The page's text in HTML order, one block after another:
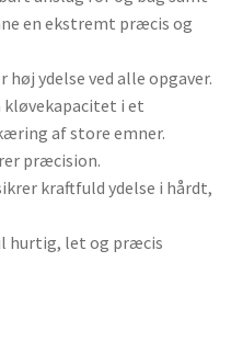
en ekstremt præcis og
ydelse ved alle opgaver.
kløvekapacitet i et
af store emner.
præcision.
kraftfuld ydelse i hårdt,
hurtig, let og præcis